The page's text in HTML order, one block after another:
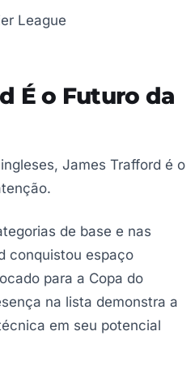
League
É o Futuro da
James Trafford é o
de base e nas
conquistou espaço
para a Copa do
na lista demonstra a
em seu potencial